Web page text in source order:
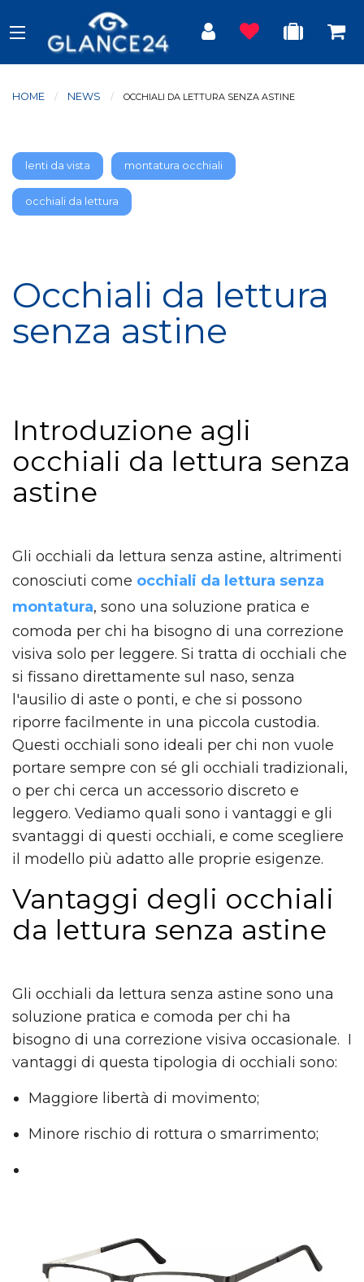
HOME NEWS CURRENT:
OCCHIALI DA LETTURA SENZA ASTINE
lenti da vista montatura occhiali
occhiali da lettura
Occhiali da lettura
senza astine
Introduzione agli
occhiali da lettura senza
astine
Gli occhiali da lettura senza astine, altrimenti
conosciuti come occhiali da lettura senza
montatura, sono una soluzione pratica e
comoda per chi ha bisogno di una correzione
visiva solo per leggere. Si tratta di occhiali che
si fissano direttamente sul naso, senza
l'ausilio di aste o ponti, e che si possono
riporre facilmente in una piccola custodia.
Questi occhiali sono ideali per chi non vuole
portare sempre con sé gli occhiali tradizionali,
o per chi cerca un accessorio discreto e
leggero. Vediamo quali sono i vantaggi e gli
svantaggi di questi occhiali, e come scegliere
il modello più adatto alle proprie esigenze.
Vantaggi degli occhiali
da lettura senza astine
Gli occhiali da lettura senza astine sono una
soluzione pratica e comoda per chi ha
bisogno di una correzione visiva occasionale. I
vantaggi di questa tipologia di occhiali sono:
Maggiore libertà di movimento;
Minore rischio di rottura o smarrimento;